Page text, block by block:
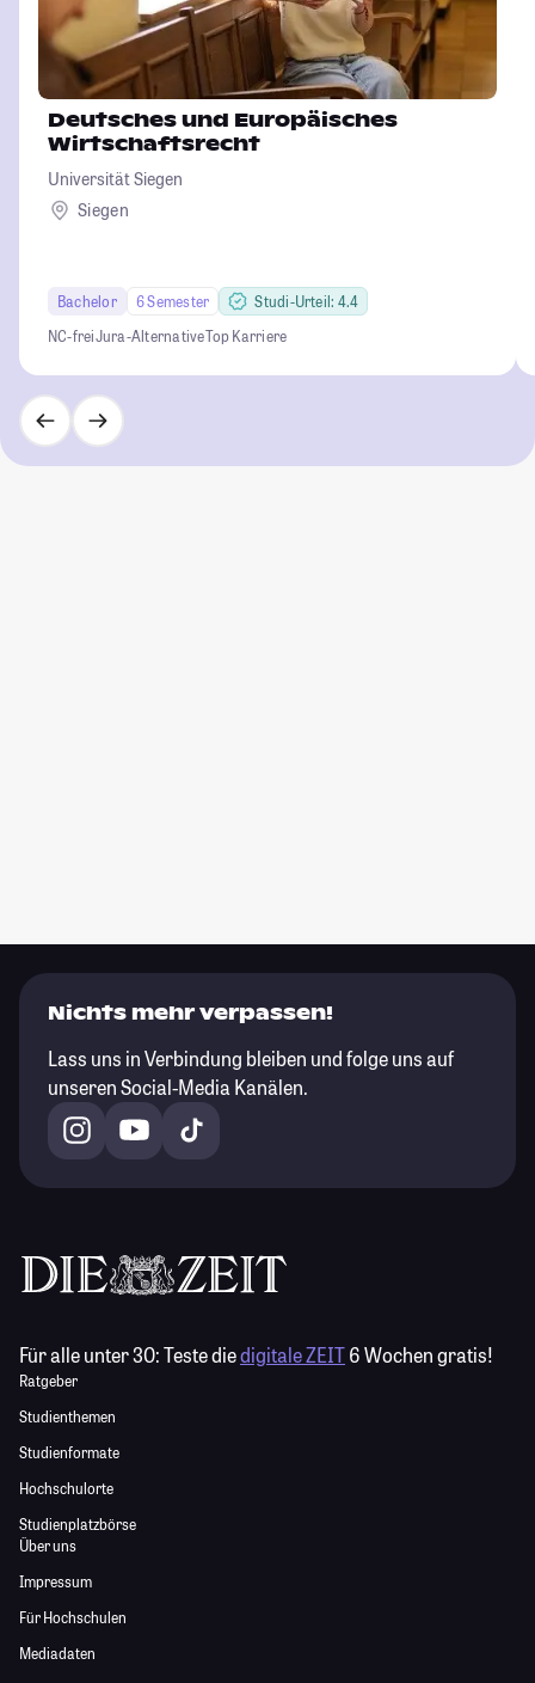
Deutsches und Europäisches
Wirtschaftsrecht
Universität Siegen
Siegen
Bachelor 6 Semester
Studi-Urteil: 4.4
NC-freiJura-AlternativeTop Karriere
Nichts mehr verpassen!
Lass uns in Verbindung bleiben und folge uns auf
unseren Social-Media Kanälen.
Für alle unter 30:Teste diedigitale ZEIT6 Wochen gratis!
Ratgeber
Studienthemen
Studienformate
Hochschulorte
Studienplatzbörse
Über uns
Impressum
Für Hochschulen
Mediadaten